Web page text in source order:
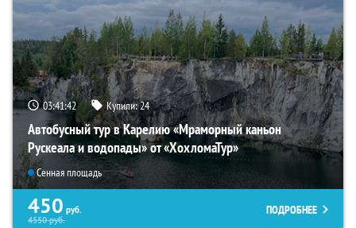
03:41:40 Купили:24
Автобусный тур в Карелию «Мраморный каньон
Рускеала и водопады» от «ХохломаТур»
Сенная площадь
450 руб.
4550руб.
ПОДРОБНЕЕ